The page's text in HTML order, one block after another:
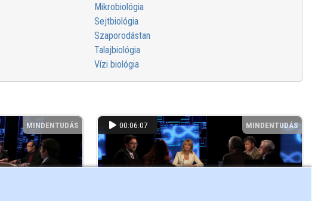
Mikrobiológia
Sejtbiológia
Szaporodástan
Talajbiológia
Vízi biológia
MINDENTUDÁS 00:06:07 MINDENTUDÁS